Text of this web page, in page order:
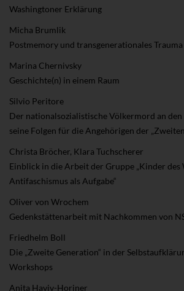
Washingtoner Erklärung
Micha Brumlik
Postmemory und transgenerationales Trauma
Marina Chernivsky
Geschichte(n) in einem Raum
Silvio Peritore
Der nationalsozialistische Völkermord an den
seine Folgen für die Angehörigen der
Christa Bröcher, Klara Tuchscherer
Einblick in die Arbeit der Gruppe „Kinder des
Antifaschismus als Aufgabe“
Oliver von Wrochem
Gedenkstättenarbeit mit Nachkommen von
Friedhelm Boll
Die „Zweite Generation“ in der
Workshops
Anita Haviv-Horiner